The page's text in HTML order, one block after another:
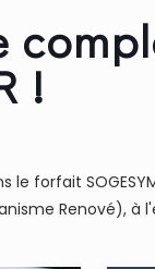
!
le forfait
Renové), à